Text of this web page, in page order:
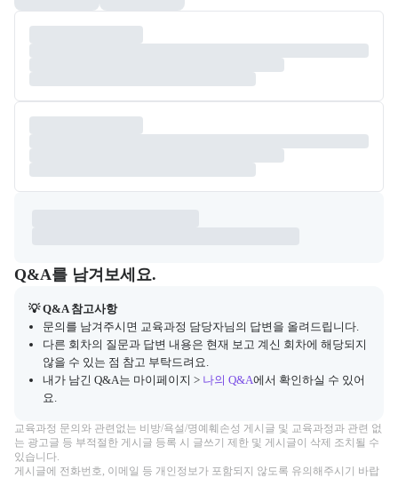
Q&A
캠프 관련 질문과 답변 목록을 확인하고, 질문을 작성할 수 있다.
Q&A를 남겨보세요.
💡 Q&A 참고사항
문의를 남겨주시면 교육과정 담당자님의 답변을 올려드립니다.
다른 회차의 질문과 답변 내용은 현재 보고 계신 회차에 해당되지
않을 수 있는 점 참고 부탁드려요.
내가 남긴 Q&A는 마이페이지 > 나의 Q&A에서 확인하실 수 있어
요.
교육과정 문의와 관련없는 비방/욕설/명예훼손성 게시글 및 교육과정과 관련 없
는 광고글 등 부적절한 게시글 등록 시 글쓰기 제한 및 게시글이 삭제 조치될 수
있습니다.
게시글에 전화번호, 이메일 등 개인정보가 포함되지 않도록 유의해주시기 바랍